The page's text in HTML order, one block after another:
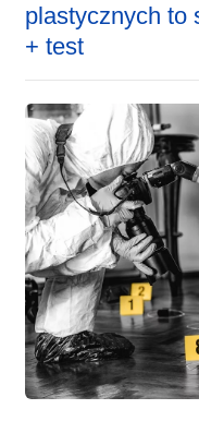
plastycznych to
+ test